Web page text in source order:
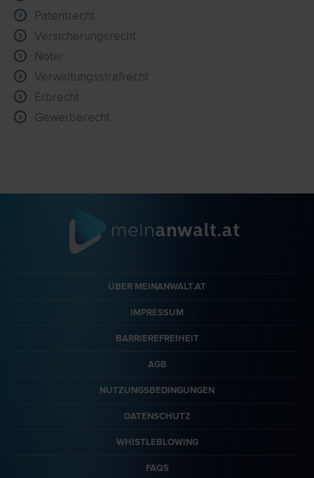
Patentrecht
Versicherungsrecht
Notar
Verwaltungsstrafrecht
Erbrecht
Gewerberecht
ÜBER MEINANWALT.AT
IMPRESSUM
BARRIEREFREIHEIT
AGB
NUTZUNGSBEDINGUNGEN
DATENSCHUTZ
WHISTLEBLOWING
FAQS